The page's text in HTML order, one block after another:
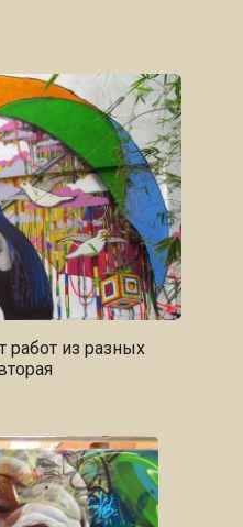
работ из разных